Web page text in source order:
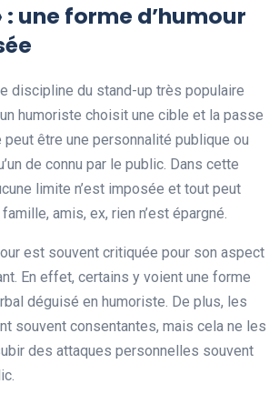
: une forme d’humour
discipline du stand-up très populaire
humoriste choisit une cible et la passe
être une personnalité publique ou
de connu par le public. Dans cette
limite n’est imposée et tout peut
amis, ex, rien n’est épargné.
est souvent critiquée pour son aspect
En effet, certains y voient une forme
déguisé en humoriste. De plus, les
souvent consentantes, mais cela ne les
des attaques personnelles souvent